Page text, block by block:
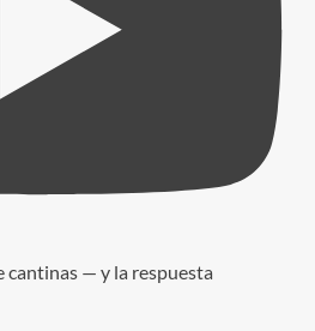
cantinas — y la respuesta